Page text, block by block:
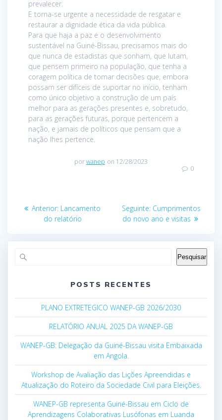
prevalecer.
E torna-se urgente a necessidade de resgatar e
restaurar a dignidade ética da vida pública.
Para que haja a paz e o desenvolvimento
sustentável na Guiné-Bissau, precisamos mais do
que nunca de estadistas que sonham, que lutam,
que pensem primeiro na população, que tenha a
coragem política de tomar decisões que, embora
possam ser difíceis de suportar no início, tenham
como único objetivo a construção de um país
melhor para as gerações presentes e, sobretudo,
para as gerações futuras, porque pertencem a
nação, e jamais de políticos que pensam que a
nação lhes pertence.
porwanep on 12/28/2023
0
Navegação
Anterior: Post
anterior:
Lancamento
do relatório
Seguinte: Post
seguinte:
Cumprimentos
do novo ano e visitas
Pesquisar
POSTS RECENTES
PLANO EXTRETEGICO WANEP-GB 2026/2030
RELATÓRIO ANUAL 2025 DA WANEP-GB
WANEP-GB: Delegação da Guiné-Bissau visita Embaixada
em Angola.
Workshop de Avaliação das Lições Apreendidas e
Atualização do Roteiro da Sociedade Civil para Eleições.
WANEP-GB representa Guiné-Bissau em Ciclo de
Aprendizagens Colaborativas Lusófonas em Luanda